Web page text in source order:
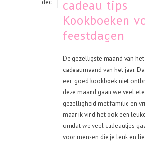
dec
cadeau tips
Kookboeken
feestdagen
De gezelligste maand van het
cadeaumaand van het jaar.
een goed kookboek niet
deze maand gaan we veel
gezelligheid met familie en
maar ik vind het ook een
omdat we veel cadeautjes
voor mensen die je leuk en